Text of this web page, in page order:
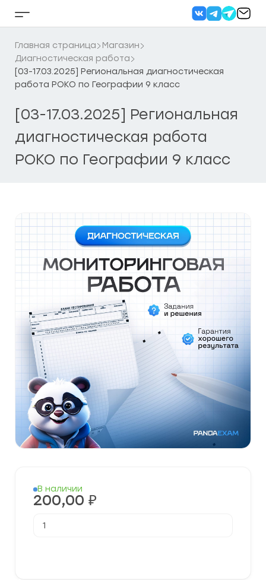
Кнопка
бокового
меню
Главная страница
Магазин
Диагностическая работа
[03-17.03.2025] Региональная диагностическая
работа РОКО по Географии 9 класс
[03-17.03.2025] Региональная
диагностическая работа
РОКО по Географии 9 класс
В наличии
200,00 ₽
товара